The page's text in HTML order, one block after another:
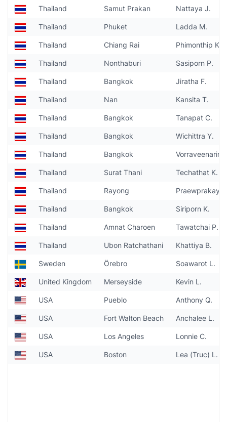
Thailand Samut Prakan Nattaya J.
Thailand Phuket Ladda M.
Thailand Chiang Rai Phimonthip K.
Thailand Nonthaburi Sasiporn P.
Thailand Bangkok Jiratha F.
Thailand Nan Kansita T.
Thailand Bangkok Tanapat C.
Thailand Bangkok Wichittra Y.
Thailand Bangkok Vorraveenarin
Thailand Surat Thani Techathat K.
Thailand Rayong Praewprakay
Thailand Bangkok Siriporn K.
Thailand Amnat Charoen Tawatchai P.
Thailand Ubon Ratchathani Khattiya B.
Sweden Örebro Soawarot L.
United Kingdom Merseyside Kevin L.
USA Pueblo Anthony Q.
USA Fort Walton Beach Anchalee L.
USA Los Angeles Lonnie C.
USA Boston Lea (Truc) L.